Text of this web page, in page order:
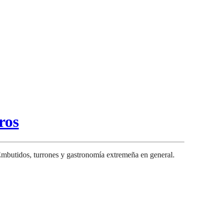
turrones y gastronomía extremeña en general.